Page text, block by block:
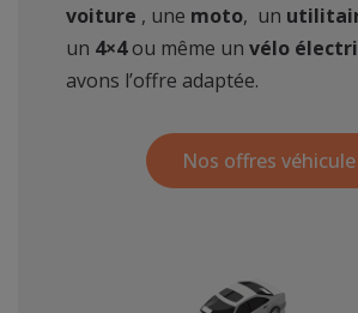
voiture , une moto, un
un 4×4ou même un vélo
avons l’offre adaptée.
Nos offres véhicule